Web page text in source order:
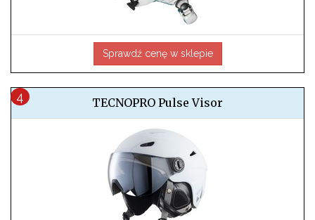
Sprawdź cenę w sklepie
TECNOPRO Pulse Visor